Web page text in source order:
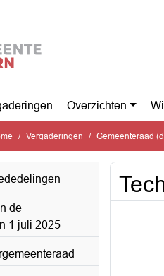
Overzichten
Vergaderingen Gemeenteraad
de
1 juli 2025